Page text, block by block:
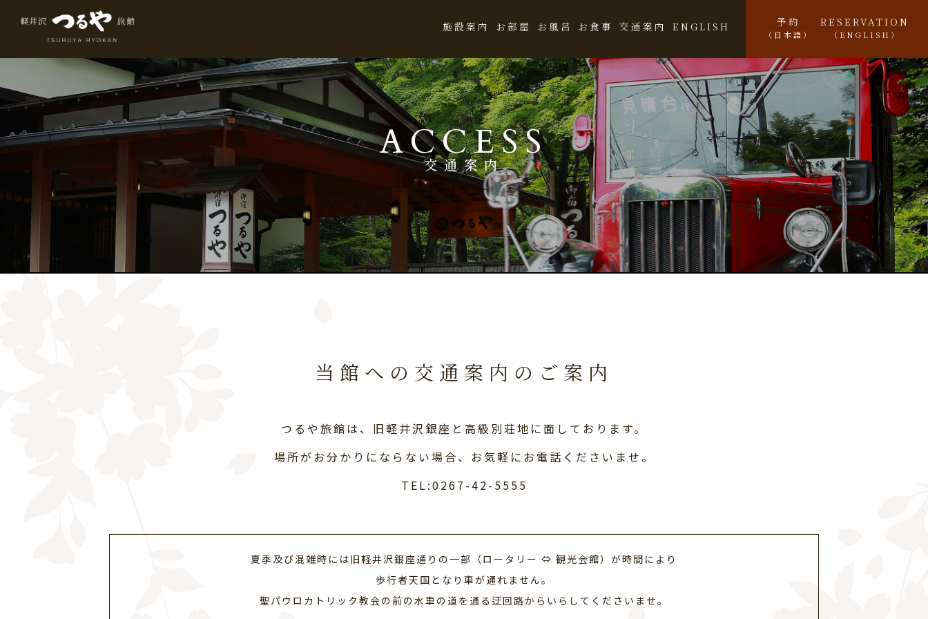
施設案内 お部屋 お風呂 お食事 交通案内 ENGLISH 予約
（日本語）
RESERVATION
（ENGLISH）
ACCESS
交通案内
当館への交通案内のご案内
つるや旅館は、 旧軽井沢銀座と高級別荘地に面しております。
場所がお分かりにならない場合、 お気軽にお電話くださいませ。
TEL:0267-42-5555
夏季及び混雑時には旧軽井沢銀座通りの一部（ロータリー ⇔ 観光会館）が時間により
歩行者天国となり車が通れません。
聖パウロカトリック教会の前の水車の道を通る迂回路からいらしてくださいませ。